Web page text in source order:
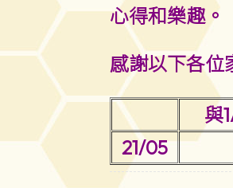
心得和樂趣。
感謝以下各位
與
21/05